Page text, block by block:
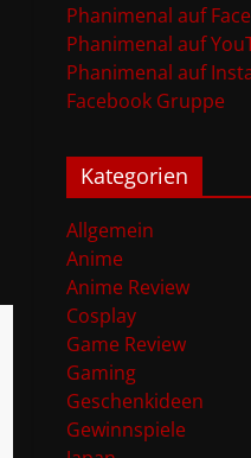
Phanimenal auf
Phanimenal auf
Phanimenal auf
Facebook Gruppe
Kategorien
Allgemein
Anime
Anime Review
Cosplay
Game Review
Gaming
Geschenkideen
Gewinnspiele